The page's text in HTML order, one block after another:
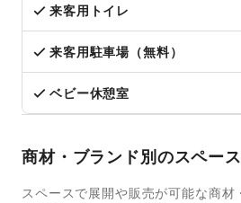
来客用トイレ
来客用駐車場（無料）
ベビー休憩室
商材・ブランド別のスペー
スペースで展開や販売が可能な商材